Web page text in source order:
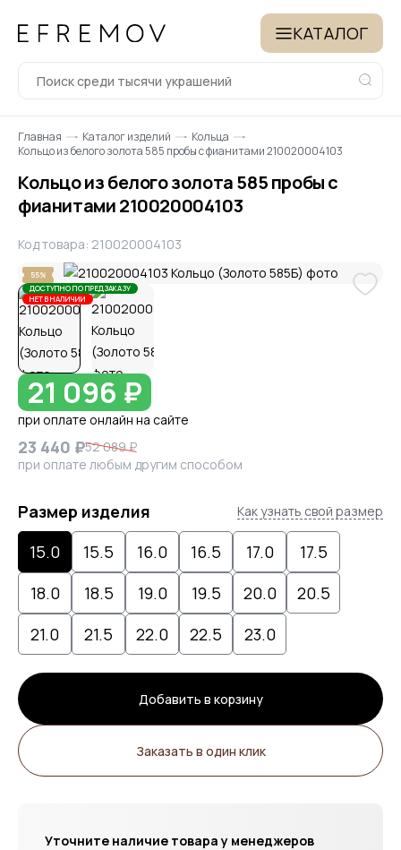
КАТАЛОГ
Главная Каталог изделий
Кольца
Кольцо из белого золота 585 пробы с фианитами 210020004103
Кольцо из белого золота 585 пробы с
фианитами 210020004103
Код товара: 210020004103
55%
ДОСТУПНО ПО ПРЕДЗАКАЗУ
НЕТ В НАЛИЧИИ
21 096 ₽
при оплате онлайн на сайте
23 440 ₽52 089 ₽
при оплате любым другим способом
Размер изделия Как узнать свой размер
15.0 15.5 16.0 16.5 17.0
17.5
18.0
18.5 19.0 19.5 20.0
20.5
21.0
21.5 22.0 22.5 23.0
Добавить в корзину
Заказать в один клик
Уточните наличие товара у менеджеров